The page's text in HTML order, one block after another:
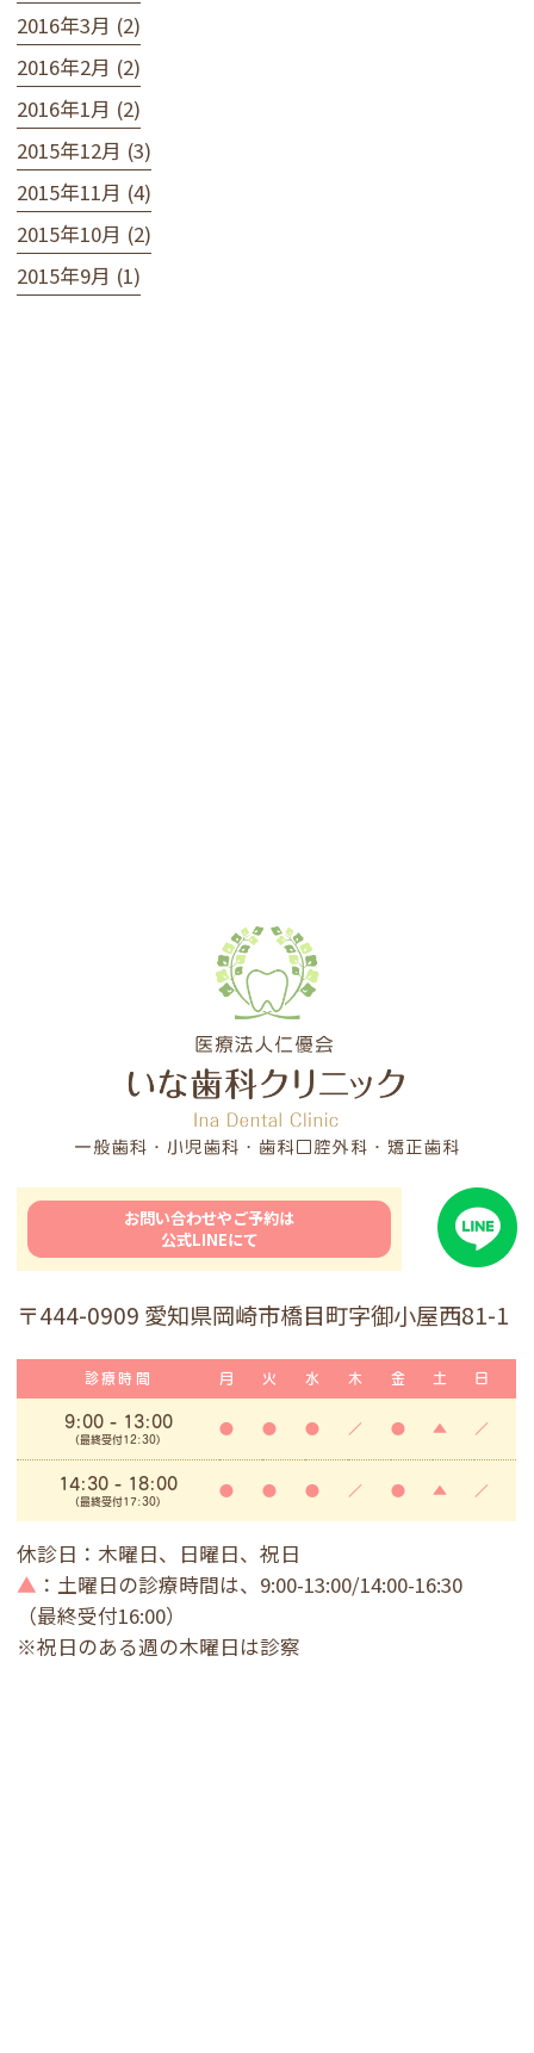
2016年3月 (2)
2016年2月 (2)
2016年1月 (2)
2015年12月 (3)
2015年11月 (4)
2015年10月 (2)
2015年9月 (1)
お問い合わせやご予約は
公式LINEにて
〒444-0909 愛知県岡崎市橋目町字御小屋西81-1
診療時間 月 火 水 木 金 土 日
9:00- 13:00
(最終受付12:30)
● ● ● ／ ● ▲ ／
14:30 - 18:00
(最終受付17:30)
● ● ● ／ ● ▲ ／
休診日：木曜日、日曜日、祝日
▲ ：土曜日の診療時間は、9:00-13:00/14:00-16:30
（最終受付16:00）
※祝日のある週の木曜日は診察